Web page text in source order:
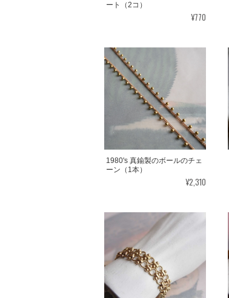
ート（2コ）
¥770
1980's 真鍮製のボールのチェ
ーン（1本）
¥2,310